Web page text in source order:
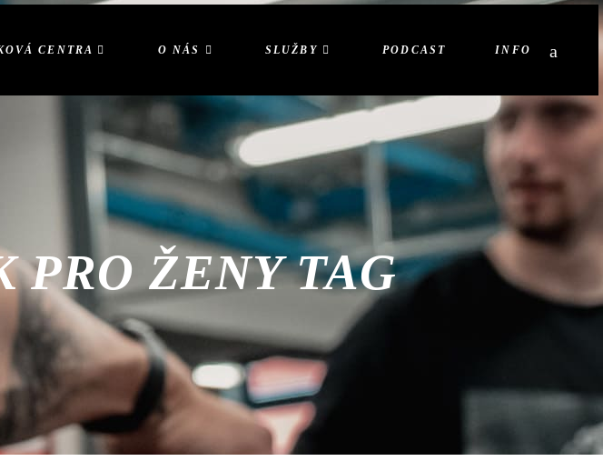
CENTRA O NÁS SLUŽBY PODCAST INFO
PRO ŽENY TAG